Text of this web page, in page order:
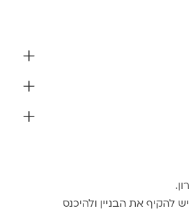
להקיף את הבניין ולהיכנס